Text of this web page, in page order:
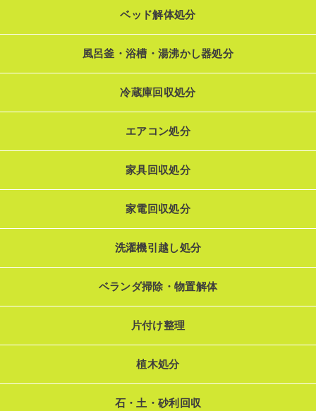
ベッド解体処分
風呂釜・浴槽・湯沸かし器処分
冷蔵庫回収処分
エアコン処分
家具回収処分
家電回収処分
洗濯機引越し処分
ベランダ掃除・物置解体
片付け整理
植木処分
石・土・砂利回収